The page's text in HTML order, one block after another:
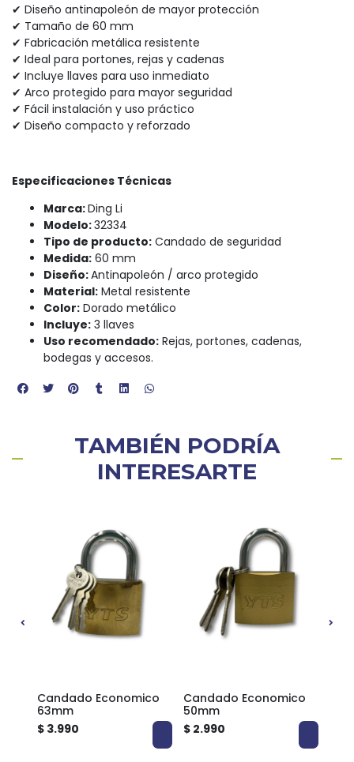
✔ Diseño antinapoleón de mayor protección
✔ Tamaño de 60 mm
✔ Fabricación metálica resistente
✔ Ideal para portones, rejas y cadenas
✔ Incluye llaves para uso inmediato
✔ Arco protegido para mayor seguridad
✔ Fácil instalación y uso práctico
✔ Diseño compacto y reforzado
Especificaciones Técnicas
Marca:Ding Li
Modelo:32334
Tipo de producto: Candado de seguridad
Medida: 60 mm
Diseño:Antinapoleón / arco protegido
Material: Metal resistente
Color: Dorado metálico
Incluye: 3 llaves
Uso recomendado: Rejas, portones, cadenas,
bodegas y accesos.
TAMBIÉN PODRÍA
INTERESARTE
Candado Economico
63mm
$ 3.990
Candado Economico
50mm
$ 2.990